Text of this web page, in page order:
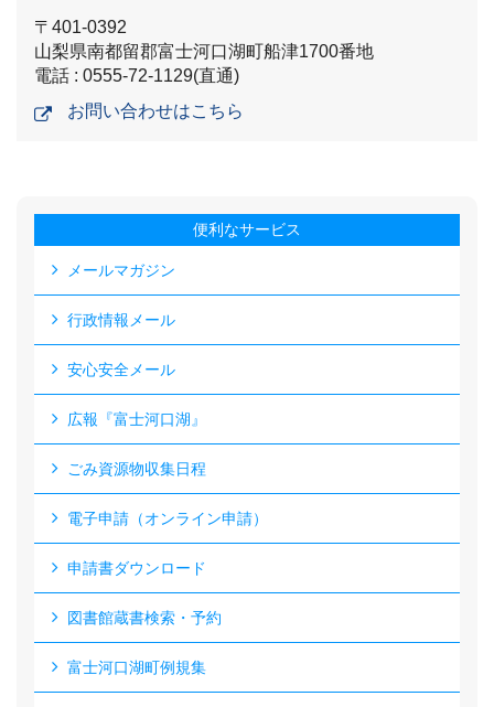
〒401-0392
山梨県南都留郡富士河口湖町船津1700番地
電話 : 0555-72-1129(直通)
お問い合わせはこちら
便利なサービス
メールマガジン
行政情報メール
安心安全メール
広報『富士河口湖』
ごみ資源物収集日程
電子申請（オンライン申請）
申請書ダウンロード
図書館蔵書検索・予約
富士河口湖町例規集